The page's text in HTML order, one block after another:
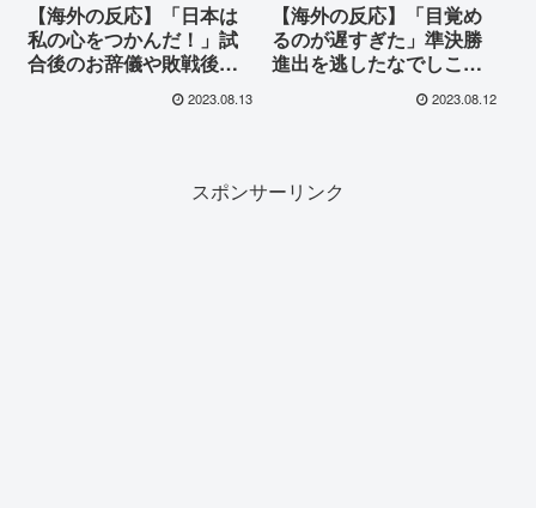
【海外の反応】「日本は
私の心をつかんだ！」試
合後のお辞儀や敗戦後の
集合写真に海外が感動2023.08.13
【海外の反応】「目覚め
るのが遅すぎた」準決勝
進出を逃したなでしこジ
ャパンに海外が悲痛2023.08.12
スポンサーリンク